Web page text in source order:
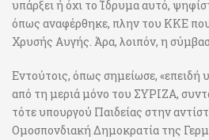
υπάρξει ή όχι το Ίδρυμα αυτό,
όπως αναφέρθηκε, πλην του ΚΚΕ
Χρυσής Αυγής. Άρα, λοιπόν, η
Εντούτοις, όπως σημείωσε, «επειδή
από τη μεριά μόνο του ΣΥΡΙΖΑ,
τότε υπουργού Παιδείας στην
Ομοσπονδιακή Δημοκρατία της